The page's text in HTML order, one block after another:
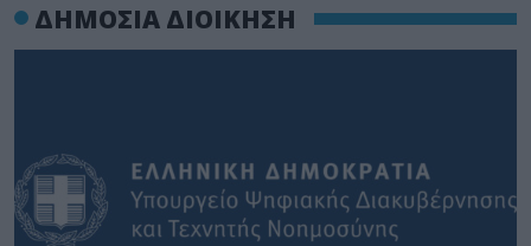
ΔΗΜΟΣΙΑ ΔΙΟΙΚΗΣΗ